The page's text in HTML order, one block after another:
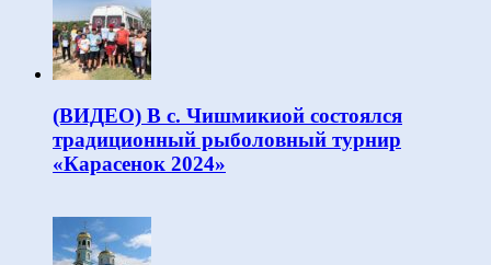
(ВИДЕО) В с. Чишмикиой состоялся
традиционный рыболовный турнир
«Карасенок 2024»